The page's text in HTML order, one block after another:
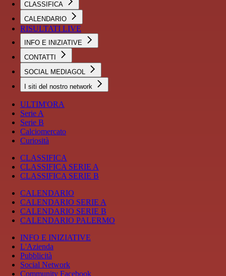
CLASSIFICA
CALENDARIO
RISULTATI LIVE
INFO E INIZIATIVE
CONTATTI
SOCIAL MEDIAGOL
I siti del nostro network
ULTIM'ORA
Serie A
Serie B
Calciomercato
Curiosità
CLASSIFICA
CLASSIFICA SERIE A
CLASSIFICA SERIE B
CALENDARIO
CALENDARIO SERIE A
CALENDARIO SERIE B
CALENDARIO PALERMO
INFO E INIZIATIVE
L'Azienda
Pubblicità
Social Network
Community Facebook